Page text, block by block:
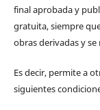
final aprobada y
gratuita, siempre
obras derivadas y
Es decir, permite a
siguientes